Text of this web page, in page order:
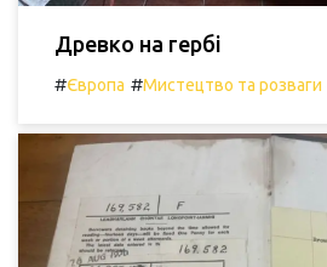
Древко на гербі
#Європа #Мистецтво та розваги